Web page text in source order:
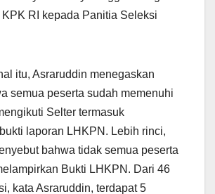
RI kepada Panitia Seleksi
itu, Asraruddin menegaskan
semua peserta sudah memenuhi
Selter termasuk
laporan LHKPN. Lebih rinci,
bahwa tidak semua peserta
Bukti LHKPN. Dari 46
kata Asraruddin, terdapat 5